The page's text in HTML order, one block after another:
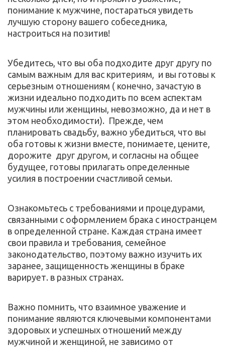
понимание к мужчине, постараться увидеть
лучшую сторону вашего собеседника,
настроиться на позитив!
Убедитесь, что вы оба подходите друг другу по
самым важным для вас критериям,  и вы готовы к
серьезным отношениям ( конечно, зачастую в
жизни идеально подходить по всем аспектам
мужчины или женщины, невозможно, да и нет в
этом необходимости).  Прежде, чем
планировать свадьбу, важно убедиться, что вы
оба готовы к жизни вместе, понимаете, цените,
дорожите  друг другом, и согласны на общее
будущее, готовы прилагать определенные
усилия в построении счастливой семьи.
Ознакомьтесь с требованиями и процедурами,
связанными с оформлением брака с иностранцем
в определенной стране. Каждая страна имеет
свои правила и требования, семейное
законодательство, поэтому важно изучить их
заранее, защищенность женщины в браке
варирует. в разных странах.
Важно помнить, что взаимное уважение и
понимание являются ключевыми компонентами
здоровых и успешных отношений между
мужчиной и женщиной, не зависимо от